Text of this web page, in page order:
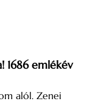
1686 emlékév
alól. Zenei